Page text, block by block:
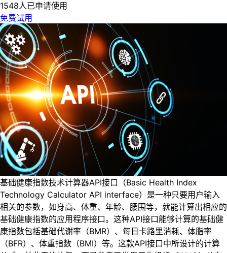
1548人已申请使用
免费试用
基础健康指数技术计算器API接口（Basic Health Index
Technology Calculator API interface）是一种只要用户输入
相关的参数，如身高、体重、年龄、腰围等，就能计算出相应的
基础健康指数的应用程序接口。这种API接口能够计算的基础健
康指数包括基础代谢率（BMR）、每日卡路里消耗、体脂率
（BFR）、体重指数（BMI）等。这款API接口中所设计的计算